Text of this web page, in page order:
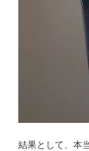
結果として、本